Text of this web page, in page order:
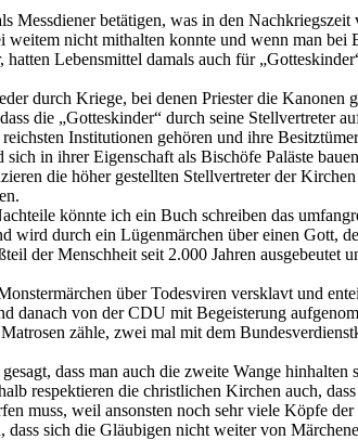
betätigen, was in den
nicht mithalten konnte und wenn man bei
Lebensmittel damals auch für
durch Kriege, bei denen Priester die Kanonen
die „Gotteskinder“ durch seine Stellvertreter
Institutionen gehören und ihre
in ihrer Eigenschaft als Bischöfe Paläste
die höher gestellten Stellvertreter der
könnte ich ein Buch schreiben das
durch ein Lügenmärchen über einen Gott,
der Menschheit seit 2.000 Jahren ausgebeutet
über Todesviren versklavt und
von der CDU mit Begeisterung
zähle, zwei mal mit dem
dass man auch die zweite Wange hinhalten
respektieren die christlichen Kirchen auch,
muss, weil ansonsten noch sehr viele Köpfe
sich die Gläubigen nicht weiter von